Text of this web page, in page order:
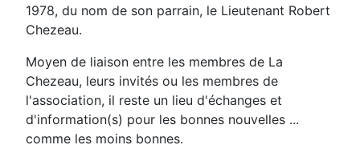
1978, du nom de son parrain, le Lieutenant Robert
Chezeau.
Moyen de liaison entre les membres de La
Chezeau, leurs invités ou les membres de
l'association, il reste un lieu d'échanges et
d'information(s) pour les bonnes nouvelles ...
comme les moins bonnes.